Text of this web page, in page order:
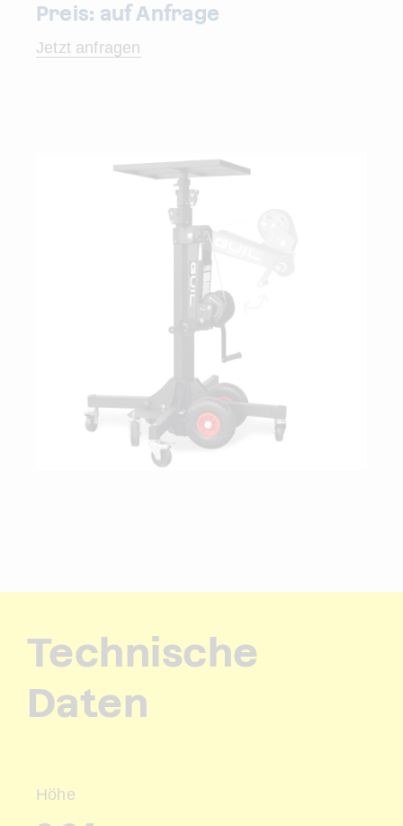
Preis: auf Anfrage
Jetzt anfragen
Technische
Daten
Höhe